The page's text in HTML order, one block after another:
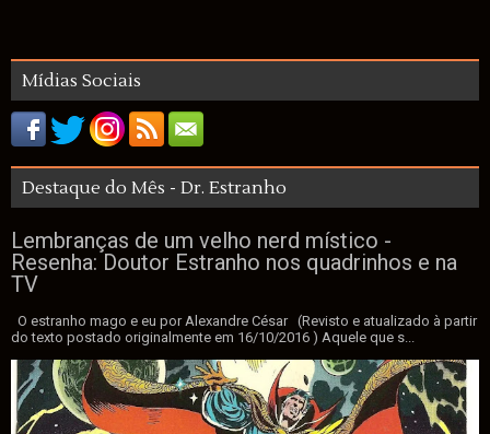
Mídias Sociais
Destaque do Mês - Dr. Estranho
Lembranças de um velho nerd místico -
Resenha: Doutor Estranho nos quadrinhos e na
TV
O estranho mago e eu por Alexandre César (Revisto e atualizado à partir
do texto postado originalmente em 16/10/2016 ) Aquele que s...